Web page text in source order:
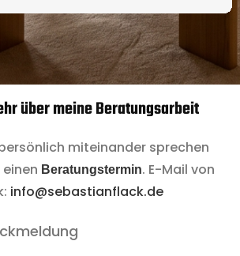
über meine Beratungsarbeit
miteinander sprechen
Beratungstermin. E-Mail von
info@sebastianflack.de